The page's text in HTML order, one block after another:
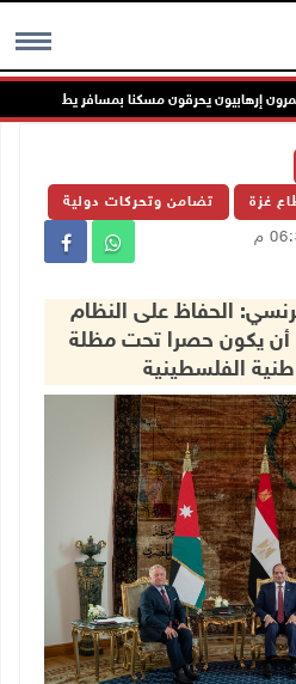
MENU
إرهابيون يحرقون مسكنا بمسافر يطا جنوب الخليل
غزة تضامن وتحركات دولية
الحفاظ على النظام
أن يكون حصرا تحت مظلة
الفلسطينية